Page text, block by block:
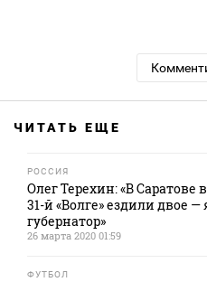
ЧИТАТЬ ЕЩЕ
РОССИЯ
Олег Терехин: «В Саратове
31-й «Волге» ездили двое —
губернатор»
26 марта 2020 01:59
ФУТБОЛ